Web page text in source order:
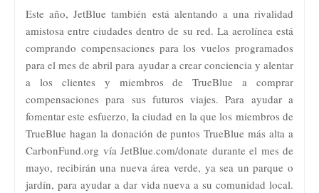
Este año, JetBlue también está alentando a una rivalidad
amistosa entre ciudades dentro de su red. La aerolínea está
comprando compensaciones para los vuelos programados
para el mes de abril para ayudar a crear conciencia y alentar
a los clientes y miembros de TrueBlue a comprar
compensaciones para sus futuros viajes. Para ayudar a
fomentar este esfuerzo, la ciudad en la que los miembros de
TrueBlue hagan la donación de puntos TrueBlue más alta a
CarbonFund.org vía JetBlue.com/donate durante el mes de
mayo, recibirán una nueva área verde, ya sea un parque o
jardín, para ayudar a dar vida nueva a su comunidad local.